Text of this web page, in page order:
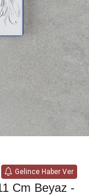
Gelince Haber Ver
Cm Beyaz -